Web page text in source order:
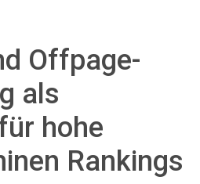
Offpage-
als
hohe
Rankings